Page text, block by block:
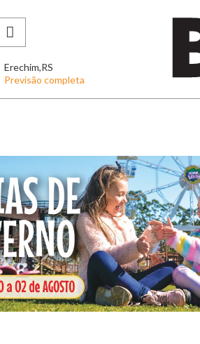
Erechim,RS
Previsão completa